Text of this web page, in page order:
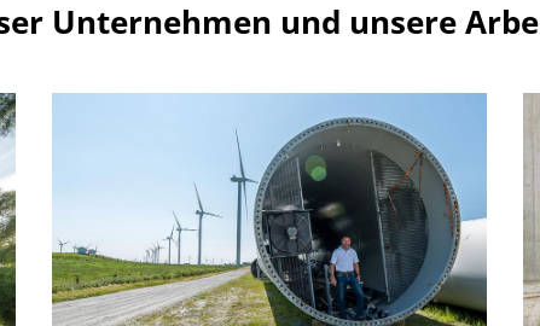
Unternehmen und unsere